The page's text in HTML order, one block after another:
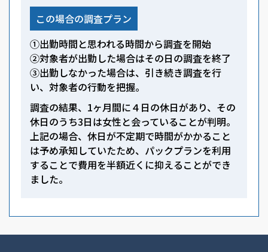
この場合の調査プラン
①出勤時間と思われる時間から調査を開始
②対象者が出勤した場合はその日の調査を終了
③出勤しなかった場合は、引き続き調査を行
い、対象者の行動を把握。
調査の結果、1ヶ月間に４日の休日があり、その
休日のうち3日は女性と会っていることが判明。
上記の場合、休日が不定期で時間がかかること
は予め承知していたため、パックプランを利用
することで費用を半額近くに抑えることができ
ました。